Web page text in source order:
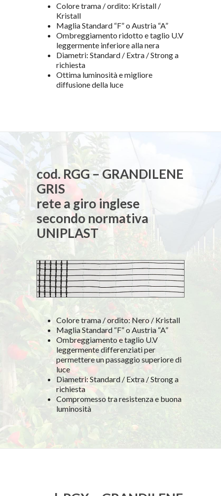
Colore trama / ordito: Kristall /
Kristall
Maglia Standard “F” o Austria “A”
Ombreggiamento ridotto e taglio U.V
leggermente inferiore alla nera
Diametri: Standard / Extra / Strong a
richiesta
Ottima luminosità e migliore
diffusione della luce
cod. RGG – GRANDILENE
GRIS
rete a giro inglese
secondo normativa
UNIPLAST
Colore trama / ordito: Nero / Kristall
Maglia Standard “F” o Austria “A”
Ombreggiamento e taglio U.V
leggermente differenziati per
permettere un passaggio superiore di
luce
Diametri: Standard / Extra / Strong a
richiesta
Compromesso tra resistenza e buona
luminosità